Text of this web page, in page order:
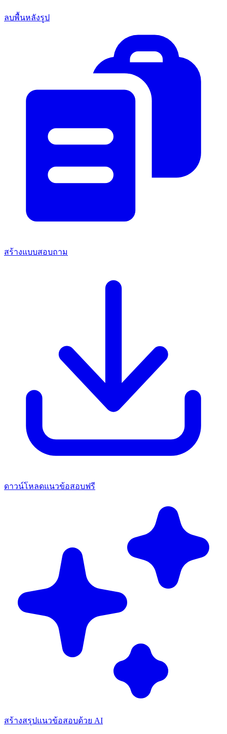
ลบพื้นหลังรูป
สร้างแบบสอบถาม
ดาวน์โหลดแนวข้อสอบฟรี
สร้างสรุปแนวข้อสอบด้วย AI